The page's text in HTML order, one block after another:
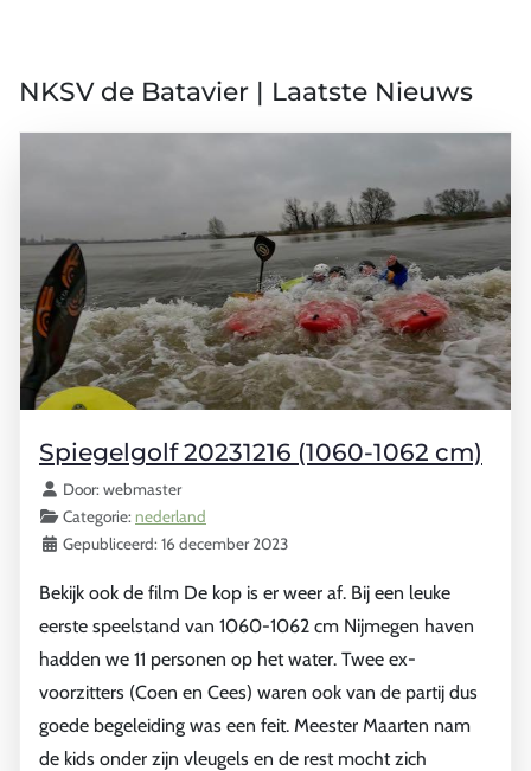
NKSV de Batavier | Laatste Nieuws
Spiegelgolf 20231216 (1060-1062 cm)
Details
Door:webmaster
Categorie: nederland
Gepubliceerd: 16 december 2023
Bekijk ook de film De kop is er weer af. Bij een leuke
eerste speelstand van 1060-1062 cm Nijmegen haven
hadden we 11 personen op het water. Twee ex-
voorzitters (Coen en Cees) waren ook van de partij dus
goede begeleiding was een feit. Meester Maarten nam
de kids onder zijn vleugels en de rest mocht zich